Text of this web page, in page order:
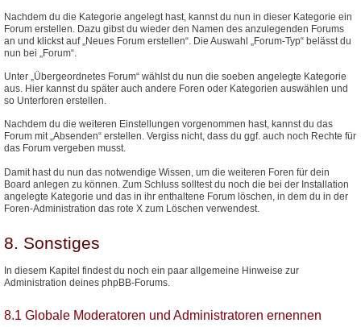
Nachdem du die Kategorie angelegt hast, kannst du nun in dieser Kategorie ein
Forum erstellen. Dazu gibst du wieder den Namen des anzulegenden Forums
an und klickst auf „Neues Forum erstellen“. Die Auswahl „Forum-Typ“ belässt du
nun bei „Forum“.
Unter „Übergeordnetes Forum“ wählst du nun die soeben angelegte Kategorie
aus. Hier kannst du später auch andere Foren oder Kategorien auswählen und
so Unterforen erstellen.
Nachdem du die weiteren Einstellungen vorgenommen hast, kannst du das
Forum mit „Absenden“ erstellen. Vergiss nicht, dass du ggf. auch noch Rechte für
das Forum vergeben musst.
Damit hast du nun das notwendige Wissen, um die weiteren Foren für dein
Board anlegen zu können. Zum Schluss solltest du noch die bei der Installation
angelegte Kategorie und das in ihr enthaltene Forum löschen, in dem du in der
Foren-Administration das rote X zum Löschen verwendest.
8. Sonstiges
In diesem Kapitel findest du noch ein paar allgemeine Hinweise zur
Administration deines phpBB-Forums.
8.1 Globale Moderatoren und Administratoren ernennen